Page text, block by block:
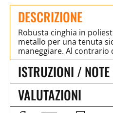
DESCRIZIONE
Robusta cinghia in
metallo per una tenuta
maneggiare. Al contrario
ISTRUZIONI / NOTE
VALUTAZIONI